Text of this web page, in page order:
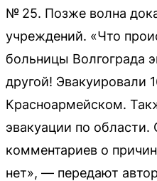
№ 25. Позже волна
учреждений. «Что
больницы Волгограда
другой! Эвакуировали
Красноармейском.
эвакуации по
комментариев о
нет», — передают